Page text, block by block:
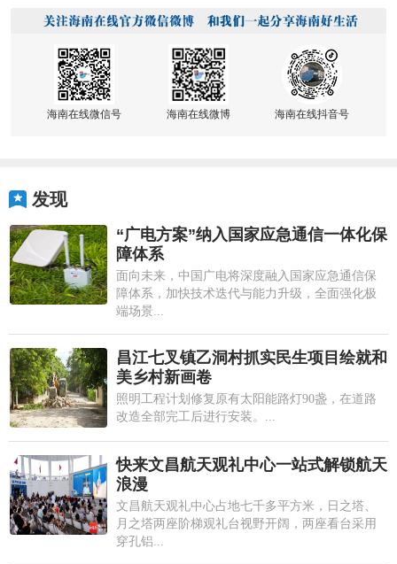
海南在线微信号 海南在线微博 海南在线抖音号
发现
“广电方案”纳入国家应急通信一体化保
障体系
面向未来，中国广电将深度融入国家应急通信保
障体系，加快技术迭代与能力升级，全面强化极
端场景...
昌江七叉镇乙洞村抓实民生项目绘就和
美乡村新画卷
照明工程计划修复原有太阳能路灯90盏，在道路
改造全部完工后进行安装。...
快来文昌航天观礼中心一站式解锁航天
浪漫
文昌航天观礼中心占地七千多平方米，日之塔、
月之塔两座阶梯观礼台视野开阔，两座看台采用
穿孔铝...